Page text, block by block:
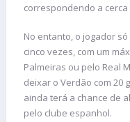
correspondendo a cerca
No entanto, o jogador
cinco vezes, com um
Palmeiras ou pelo Real
deixar o Verdão com 20
ainda terá a chance de
pelo clube espanhol.